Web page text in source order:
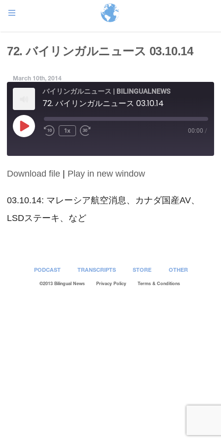
72. バイリンガルニュース 03.10.14
March 10th, 2014
バイリンガルニュース | BILINGUALNEWS
72. バイリンガルニュース 03.10.14
Play
Episode
1x 00:00 /
SHARE
LINK
EMBED
Download file Play in new window
03.10.14: マレーシア航空消息、カナダ国産AV、
LSDステーキ、など
PODCAST TRANSCRIPTS STORE OTHER
©2013 Bilingual News Privacy Policy Terms & Conditions